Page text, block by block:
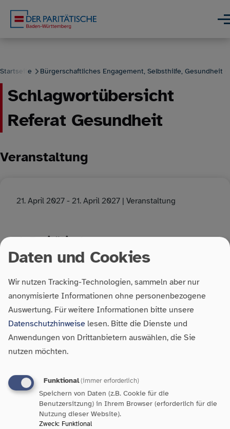
Pfadnavigation
Startseite Bürgerschaftliches Engagement, Selbsthilfe, Gesundheit
Schlagwortübersicht
Referat Gesundheit
Veranstaltung
21. April 2027 - 21. April 2027 | Veranstaltung
4. Paritätischer
Gesundheitskongress
Save the Date: 21. April 2027Ein Tag, viele
Perspektiven. Im Plenum erwarten Sie Keynotes und
Impulse zu den drängenden Fragen: Wie entwickelt
sich das Versorgungssystem? Was macht gesunde
Führung…
Bleiben Sie auf dem Laufenden.
Unser Newsletter informiert Sie zu aktuellen Themen,
Daten und Cookies
Wir nutzen Tracking-Technologien, sammeln aber nur
anonymisierte Informationen ohne personenbezogene
Auswertung. Für weitere Informationen bitte unsere
Datenschutzhinweise lesen. Bitte die Dienste und
Anwendungen von Drittanbietern auswählen, die Sie
nutzen möchten.
Funktional(immer erforderlich)
Speichern von Daten (z.B. Cookie für die
Benutzersitzung) in Ihrem Browser (erforderlich für die
Nutzung dieser Website).
Zweck: Funktional